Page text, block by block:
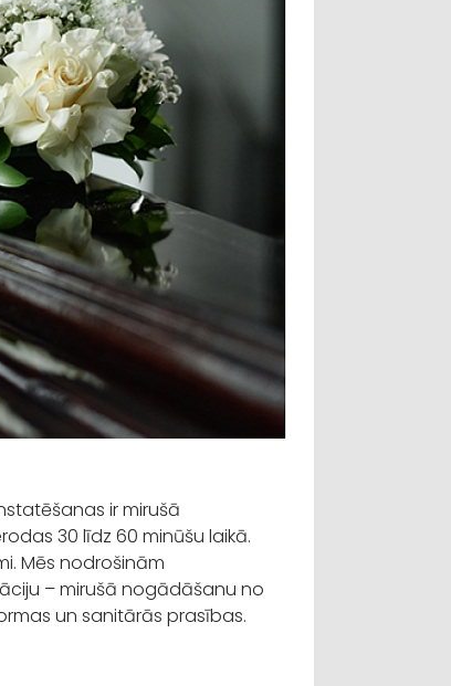
ir mirušā
30 līdz 60 minūšu laikā.
Mēs nodrošinām
– mirušā nogādāšanu no
un sanitārās prasības.